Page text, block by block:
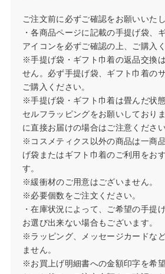
ご注文前に必ずご確認をお願いいたし
・各商品ページに記載の手提げ袋、
アイコンを必ずご確認の上、ご購入く
※手提げ袋・ギフト巾着の返品交換
せん。必ず手提げ袋、ギフト巾着の
ご購入ください。
※手提げ袋・ギフト巾着は畳んだ状
セルフラッピングをお願いしており
に直接お届けの場合はご注意ください
※コスメティクス以外の商品は一商
げ袋またはギフト巾着のご利用をお
す。
※緩衝材のご用意はございません。
※必要個数をご注文ください。
・在庫状況によって、ご希望の手提
お選び出来ない場合もございます。
※ラッピング、メッセージカードな
ません。
※お買上げ明細書への金額印字を希